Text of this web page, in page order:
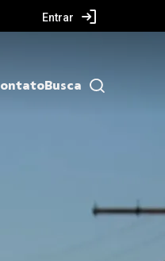
Entrar
Busca